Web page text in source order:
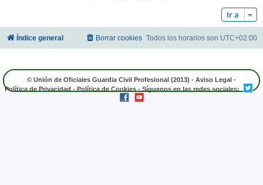
Ir a
Índice general Todos los horarios son UTC+02:00
Borrar cookies
© Unión de Oficiales Guardia Civil Profesional (2013) - Aviso Legal -
Política de Privacidad - Política de Cookies - Síguenos en las redes sociales: